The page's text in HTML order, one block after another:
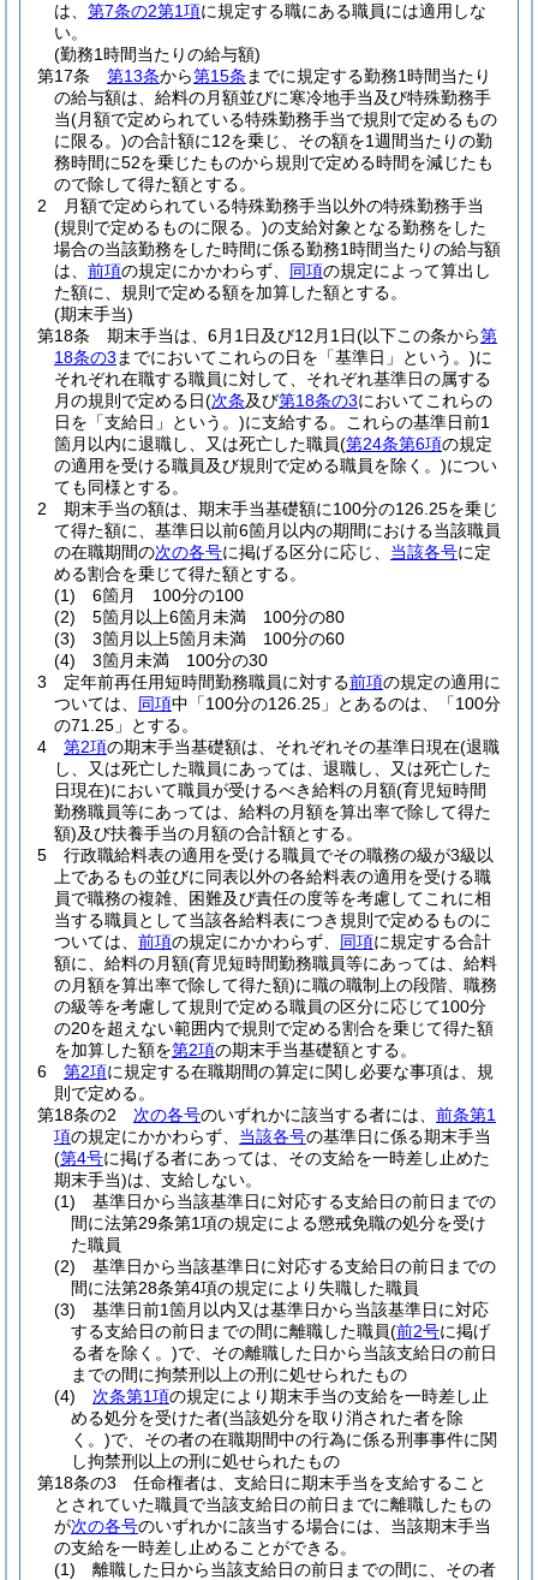
は、 第7条の2第1項に規定する職にある職員には適用しな
い。
(勤務1時間当たりの給与額)
第17条
第13条から第15条 までに規定する勤務1時間当たり
の給与額は、給料の月額並びに寒冷地手当及び特殊勤務手
当(月額で定められている特殊勤務手当で規則で定めるもの
に限る。)の合計額に12を乗じ、その額を1週間当たりの勤
務時間に52を乗じたものから規則で定める時間を減じたも
ので除して得た額とする。
2
月額で定められている特殊勤務手当以外の特殊勤務手当
(規則で定めるものに限る。)の支給対象となる勤務をした
場合の当該勤務をした時間に係る勤務1時間当たりの給与額
は、 前項の規定にかかわらず、 同項の規定によって算出し
た額に、規則で定める額を加算した額とする。
(期末手当)
第18条
期末手当は、6月1日及び12月1日(以下この条から第
18条の3 までにおいてこれらの日を「基準日」という。)に
それぞれ在職する職員に対して、それぞれ基準日の属する
月の規則で定める日(次条及び第18条の3においてこれらの
日を「支給日」という。)に支給する。
これらの基準日前1
箇月以内に退職し、又は死亡した職員(第24条第6項の規定
の適用を受ける職員及び規則で定める職員を除く。)につい
ても同様とする。
2
期末手当の額は、期末手当基礎額に100分の126.25を乗じ
て得た額に、基準日以前6箇月以内の期間における当該職員
の在職期間の次の各号に掲げる区分に応じ、 当該各号に定
める割合を乗じて得た額とする。
(1)
6箇月 100分の100
(2)
5箇月以上6箇月未満 100分の80
(3)
3箇月以上5箇月未満 100分の60
(4)
3箇月未満 100分の30
3
定年前再任用短時間勤務職員に対する前項の規定の適用に
ついては、 同項中「100分の126.25」とあるのは、「100分
の71.25」とする。
4
第2項の期末手当基礎額は、それぞれその基準日現在(退職
し、又は死亡した職員にあっては、退職し、又は死亡した
日現在)において職員が受けるべき給料の月額(育児短時間
勤務職員等にあっては、給料の月額を算出率で除して得た
額)及び扶養手当の月額の合計額とする。
5
行政職給料表の適用を受ける職員でその職務の級が3級以
上であるもの並びに同表以外の各給料表の適用を受ける職
員で職務の複雑、困難及び責任の度等を考慮してこれに相
当する職員として当該各給料表につき規則で定めるものに
ついては、 前項の規定にかかわらず、 同項に規定する合計
額に、給料の月額(育児短時間勤務職員等にあっては、給料
の月額を算出率で除して得た額)に職の職制上の段階、職務
の級等を考慮して規則で定める職員の区分に応じて100分
の20を超えない範囲内で規則で定める割合を乗じて得た額
を加算した額を第2項の期末手当基礎額とする。
6
第2項に規定する在職期間の算定に関し必要な事項は、規
則で定める。
第18条の2
次の各号のいずれかに該当する者には、 前条第1
項の規定にかかわらず、 当該各号の基準日に係る期末手当
(第4号に掲げる者にあっては、その支給を一時差し止めた
期末手当)は、支給しない。
(1)
基準日から当該基準日に対応する支給日の前日までの
間に法第29条第1項の規定による懲戒免職の処分を受け
た職員
(2)
基準日から当該基準日に対応する支給日の前日までの
間に法第28条第4項の規定により失職した職員
(3)
基準日前1箇月以内又は基準日から当該基準日に対応
する支給日の前日までの間に離職した職員(前2号に掲げ
る者を除く。)で、その離職した日から当該支給日の前日
までの間に拘禁刑以上の刑に処せられたもの
(4)
次条第1項の規定により期末手当の支給を一時差し止
める処分を受けた者(当該処分を取り消された者を除
く。)で、その者の在職期間中の行為に係る刑事事件に関
し拘禁刑以上の刑に処せられたもの
第18条の3
任命権者は、支給日に期末手当を支給すること
とされていた職員で当該支給日の前日までに離職したもの
が次の各号のいずれかに該当する場合には、当該期末手当
の支給を一時差し止めることができる。
(1)
離職した日から当該支給日の前日までの間に、その者